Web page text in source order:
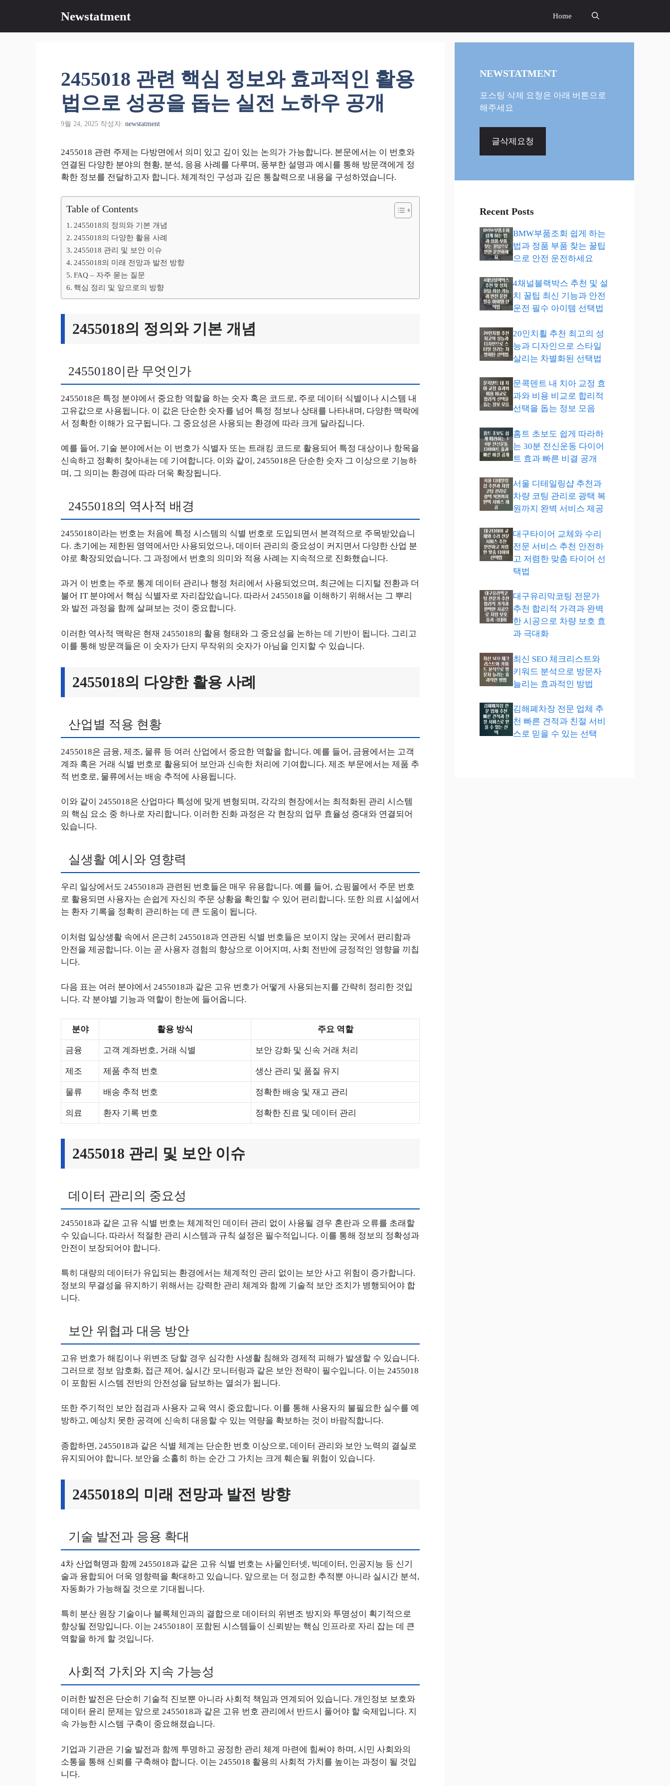
츠
Newstatment Home
2455018 관련 핵심 정보와 효과적인 활용
법으로 성공을 돕는 실전 노하우 공개
9월 24, 2025 작성자: newstatment
2455018 관련 주제는 다방면에서 의미 있고 깊이 있는 논의가 가능합니다. 본문에서는 이 번호와
연결된 다양한 분야의 현황, 분석, 응용 사례를 다루며, 풍부한 설명과 예시를 통해 방문객에게 정
확한 정보를 전달하고자 합니다. 체계적인 구성과 깊은 통찰력으로 내용을 구성하였습니다.
Table of Contents
2455018의 정의와 기본 개념
2455018의 다양한 활용 사례
2455018 관리 및 보안 이슈
2455018의 미래 전망과 발전 방향
FAQ – 자주 묻는 질문
핵심 정리 및 앞으로의 방향
2455018의 정의와 기본 개념
2455018이란 무엇인가
2455018은 특정 분야에서 중요한 역할을 하는 숫자 혹은 코드로, 주로 데이터 식별이나 시스템 내
고유값으로 사용됩니다. 이 값은 단순한 숫자를 넘어 특정 정보나 상태를 나타내며, 다양한 맥락에
서 정확한 이해가 요구됩니다. 그 중요성은 사용되는 환경에 따라 크게 달라집니다.
예를 들어, 기술 분야에서는 이 번호가 식별자 또는 트래킹 코드로 활용되어 특정 대상이나 항목을
신속하고 정확히 찾아내는 데 기여합니다. 이와 같이, 2455018은 단순한 숫자 그 이상으로 기능하
며, 그 의미는 환경에 따라 더욱 확장됩니다.
2455018의 역사적 배경
2455018이라는 번호는 처음에 특정 시스템의 식별 번호로 도입되면서 본격적으로 주목받았습니
다. 초기에는 제한된 영역에서만 사용되었으나, 데이터 관리의 중요성이 커지면서 다양한 산업 분
야로 확장되었습니다. 그 과정에서 번호의 의미와 적용 사례는 지속적으로 진화했습니다.
과거 이 번호는 주로 통계 데이터 관리나 행정 처리에서 사용되었으며, 최근에는 디지털 전환과 더
불어 IT 분야에서 핵심 식별자로 자리잡았습니다. 따라서 2455018을 이해하기 위해서는 그 뿌리
와 발전 과정을 함께 살펴보는 것이 중요합니다.
이러한 역사적 맥락은 현재 2455018의 활용 형태와 그 중요성을 논하는 데 기반이 됩니다. 그리고
이를 통해 방문객들은 이 숫자가 단지 무작위의 숫자가 아님을 인지할 수 있습니다.
2455018의 다양한 활용 사례
산업별 적용 현황
2455018은 금융, 제조, 물류 등 여러 산업에서 중요한 역할을 합니다. 예를 들어, 금융에서는 고객
계좌 혹은 거래 식별 번호로 활용되어 보안과 신속한 처리에 기여합니다. 제조 부문에서는 제품 추
적 번호로, 물류에서는 배송 추적에 사용됩니다.
이와 같이 2455018은 산업마다 특성에 맞게 변형되며, 각각의 현장에서는 최적화된 관리 시스템
의 핵심 요소 중 하나로 자리합니다. 이러한 진화 과정은 각 현장의 업무 효율성 증대와 연결되어
있습니다.
실생활 예시와 영향력
우리 일상에서도 2455018과 관련된 번호들은 매우 유용합니다. 예를 들어, 쇼핑몰에서 주문 번호
로 활용되면 사용자는 손쉽게 자신의 주문 상황을 확인할 수 있어 편리합니다. 또한 의료 시설에서
는 환자 기록을 정확히 관리하는 데 큰 도움이 됩니다.
이처럼 일상생활 속에서 은근히 2455018과 연관된 식별 번호들은 보이지 않는 곳에서 편리함과
안전을 제공합니다. 이는 곧 사용자 경험의 향상으로 이어지며, 사회 전반에 긍정적인 영향을 끼칩
니다.
다음 표는 여러 분야에서 2455018과 같은 고유 번호가 어떻게 사용되는지를 간략히 정리한 것입
니다. 각 분야별 기능과 역할이 한눈에 들어옵니다.
분야 활용 방식 주요 역할
금융 고객 계좌번호, 거래 식별 보안 강화 및 신속 거래 처리
제조 제품 추적 번호 생산 관리 및 품질 유지
물류 배송 추적 번호 정확한 배송 및 재고 관리
의료 환자 기록 번호 정확한 진료 및 데이터 관리
2455018 관리 및 보안 이슈
데이터 관리의 중요성
2455018과 같은 고유 식별 번호는 체계적인 데이터 관리 없이 사용될 경우 혼란과 오류를 초래할
수 있습니다. 따라서 적절한 관리 시스템과 규칙 설정은 필수적입니다. 이를 통해 정보의 정확성과
안전이 보장되어야 합니다.
특히 대량의 데이터가 유입되는 환경에서는 체계적인 관리 없이는 보안 사고 위험이 증가합니다.
정보의 무결성을 유지하기 위해서는 강력한 관리 체계와 함께 기술적 보안 조치가 병행되어야 합
니다.
보안 위협과 대응 방안
고유 번호가 해킹이나 위변조 당할 경우 심각한 사생활 침해와 경제적 피해가 발생할 수 있습니다.
그러므로 정보 암호화, 접근 제어, 실시간 모니터링과 같은 보안 전략이 필수입니다. 이는 2455018
이 포함된 시스템 전반의 안전성을 담보하는 열쇠가 됩니다.
또한 주기적인 보안 점검과 사용자 교육 역시 중요합니다. 이를 통해 사용자의 불필요한 실수를 예
방하고, 예상치 못한 공격에 신속히 대응할 수 있는 역량을 확보하는 것이 바람직합니다.
종합하면, 2455018과 같은 식별 체계는 단순한 번호 이상으로, 데이터 관리와 보안 노력의 결실로
유지되어야 합니다. 보안을 소홀히 하는 순간 그 가치는 크게 훼손될 위험이 있습니다.
2455018의 미래 전망과 발전 방향
기술 발전과 응용 확대
4차 산업혁명과 함께 2455018과 같은 고유 식별 번호는 사물인터넷, 빅데이터, 인공지능 등 신기
술과 융합되어 더욱 영향력을 확대하고 있습니다. 앞으로는 더 정교한 추적뿐 아니라 실시간 분석,
자동화가 가능해질 것으로 기대됩니다.
특히 분산 원장 기술이나 블록체인과의 결합으로 데이터의 위변조 방지와 투명성이 획기적으로
향상될 전망입니다. 이는 2455018이 포함된 시스템들이 신뢰받는 핵심 인프라로 자리 잡는 데 큰
역할을 하게 할 것입니다.
사회적 가치와 지속 가능성
이러한 발전은 단순히 기술적 진보뿐 아니라 사회적 책임과 연계되어 있습니다. 개인정보 보호와
데이터 윤리 문제는 앞으로 2455018과 같은 고유 번호 관리에서 반드시 풀어야 할 숙제입니다. 지
속 가능한 시스템 구축이 중요해졌습니다.
기업과 기관은 기술 발전과 함께 투명하고 공정한 관리 체계 마련에 힘써야 하며, 시민 사회와의
소통을 통해 신뢰를 구축해야 합니다. 이는 2455018 활용의 사회적 가치를 높이는 과정이 될 것입
니다.
NEWSTATMENT
포스팅 삭제 요청은 아래 버튼으로
해주세요
글삭제요청
Recent Posts
BMW부품조회 쉽게 하는
법과 정품 부품 찾는 꿀팁
으로 안전 운전하세요
4채널블랙박스 추천 및 설
치 꿀팁 최신 기능과 안전
운전 필수 아이템 선택법
20인치휠 추천 최고의 성
능과 디자인으로 스타일
살리는 차별화된 선택법
문콕덴트 내 치아 교정 효
과와 비용 비교로 합리적
선택을 돕는 정보 모음
홈트 초보도 쉽게 따라하
는 30분 전신운동 다이어
트 효과 빠른 비결 공개
서울 디테일링샵 추천과
차량 코팅 관리로 광택 복
원까지 완벽 서비스 제공
대구타이어 교체와 수리
전문 서비스 추천 안전하
고 저렴한 맞춤 타이어 선
택법
대구유리막코팅 전문가
추천 합리적 가격과 완벽
한 시공으로 차량 보호 효
과 극대화
최신 SEO 체크리스트와
키워드 분석으로 방문자
늘리는 효과적인 방법
김해폐차장 전문 업체 추
천 빠른 견적과 친절 서비
스로 믿을 수 있는 선택